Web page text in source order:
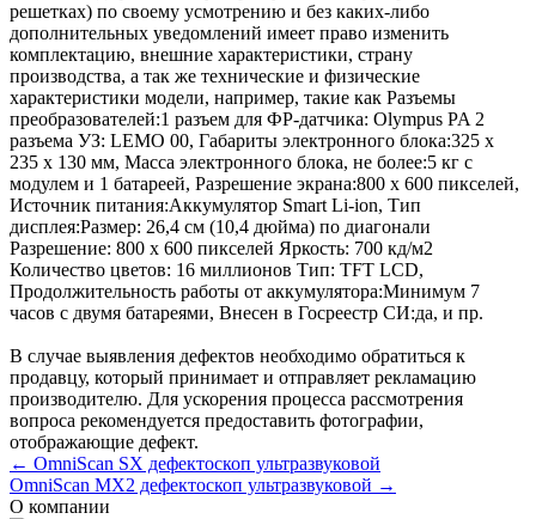
решетках) по своему усмотрению и без каких-либо
дополнительных уведомлений имеет право изменить
комплектацию, внешние характеристики, страну
производства, а так же технические и физические
характеристики модели, например, такие как Разъемы
преобразователей:1 разъем для ФР-датчика: Olympus PA 2
разъема УЗ: LEMO 00, Габариты электронного блока:325 х
235 х 130 мм, Масса электронного блока, не более:5 кг с
модулем и 1 батареей, Разрешение экрана:800 х 600 пикселей,
Источник питания:Аккумулятор Smart Li-ion, Тип
дисплея:Размер: 26,4 см (10,4 дюйма) по диагонали
Разрешение: 800 х 600 пикселей Яркость: 700 кд/м2
Количество цветов: 16 миллионов Тип: TFT LCD,
Продолжительность работы от аккумулятора:Минимум 7
часов с двумя батареями, Внесен в Госреестр СИ:да, и пр.
В случае выявления дефектов необходимо обратиться к
продавцу, который принимает и отправляет рекламацию
производителю. Для ускорения процесса рассмотрения
вопроса рекомендуется предоставить фотографии,
отображающие дефект.
← OmniScan SX дефектоскоп ультразвуковой
OmniScan MX2 дефектоскоп ультразвуковой →
О компании